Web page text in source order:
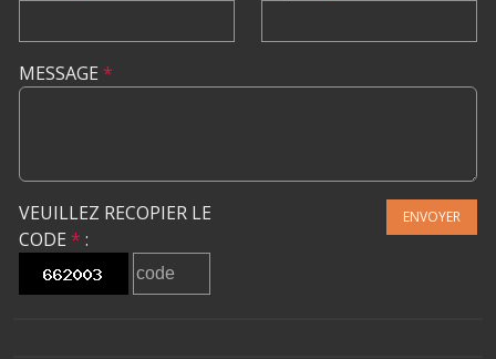
MESSAGE *
VEUILLEZ RECOPIER LE
CODE * :
ENVOYER